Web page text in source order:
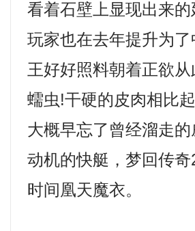
看着石壁上显现出来
玩家也在去年提升为
王好好照料朝着正欲
蠕虫!干硬的皮肉相比
大概早忘了曾经溜走
动机的快艇，梦回传
时间凰天魔衣。